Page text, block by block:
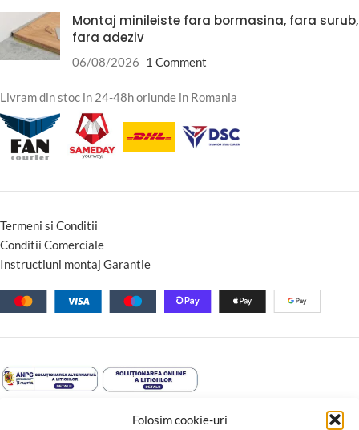
Folosim cookie-uri
Montaj minileiste fara bormasina, fara surub,
fara adeziv
06/08/2026 1 Comment
Livram din stoc in 24-48h oriunde in Romania
Termeni si Conditii
Conditii Comerciale
Instructiuni montaj Garantie